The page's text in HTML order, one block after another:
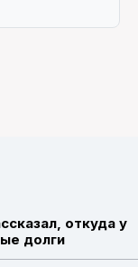
откуда у
долги